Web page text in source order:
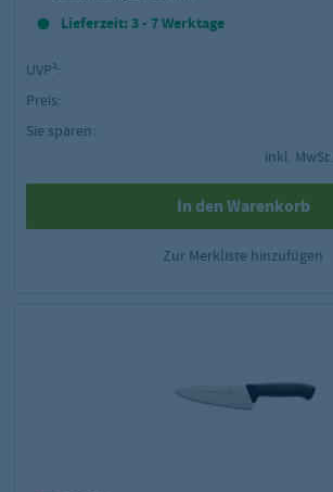
Lieferzeit: 3 - 7 Werktage
UVP²:
Preis:
Sie sparen:
inkl. MwSt.
In den Warenkorb
Zur Merkliste hinzufügen